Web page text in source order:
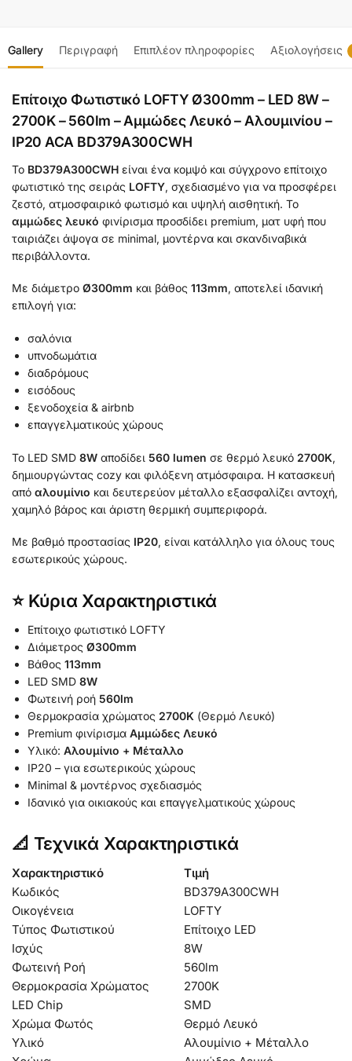
Gallery Περιγραφή Επιπλέον πληροφορίες Αξιολογήσεις
Επίτοιχο Φωτιστικό LOFTY Ø300mm – LED 8W –
2700K – 560lm – Αμμώδες Λευκό – Αλουμινίου –
IP20 ACA BD379A300CWH
Το BD379A300CWH είναι ένα κομψό και σύγχρονο επίτοιχο
φωτιστικό της σειράς LOFTY, σχεδιασμένο για να προσφέρει
ζεστό, ατμοσφαιρικό φωτισμό και υψηλή αισθητική. Το
αμμώδες λευκό φινίρισμα προσδίδει premium, ματ υφή που
ταιριάζει άψογα σε minimal, μοντέρνα και σκανδιναβικά
περιβάλλοντα.
Με διάμετρο Ø300mm και βάθος 113mm, αποτελεί ιδανική
επιλογή για:
σαλόνια
υπνοδωμάτια
διαδρόμους
εισόδους
ξενοδοχεία & airbnb
επαγγελματικούς χώρους
Το LED SMD 8W αποδίδει 560 lumen σε θερμό λευκό 2700K,
δημιουργώντας cozy και φιλόξενη ατμόσφαιρα. Η κατασκευή
από αλουμίνιο και δευτερεύον μέταλλο εξασφαλίζει αντοχή,
χαμηλό βάρος και άριστη θερμική συμπεριφορά.
Με βαθμό προστασίας IP20, είναι κατάλληλο για όλους τους
εσωτερικούς χώρους.
⭐ Κύρια Χαρακτηριστικά
Επίτοιχο φωτιστικό LOFTY
Διάμετρος Ø300mm
Βάθος 113mm
LED SMD 8W
Φωτεινή ροή 560lm
Θερμοκρασία χρώματος 2700K (Θερμό Λευκό)
Premium φινίρισμα Αμμώδες Λευκό
Υλικό: Αλουμίνιο + Μέταλλο
IP20 – για εσωτερικούς χώρους
Minimal & μοντέρνος σχεδιασμός
Ιδανικό για οικιακούς και επαγγελματικούς χώρους
📐 Τεχνικά Χαρακτηριστικά
Χαρακτηριστικό
Τιμή
Κωδικός
BD379A300CWH
Οικογένεια
LOFTY
Τύπος Φωτιστικού
Επίτοιχο LED
Ισχύς
8W
Φωτεινή Ροή
560lm
Θερμοκρασία Χρώματος
2700K
LED Chip
SMD
Χρώμα Φωτός
Θερμό Λευκό
Υλικό
Αλουμίνιο + Μέταλλο